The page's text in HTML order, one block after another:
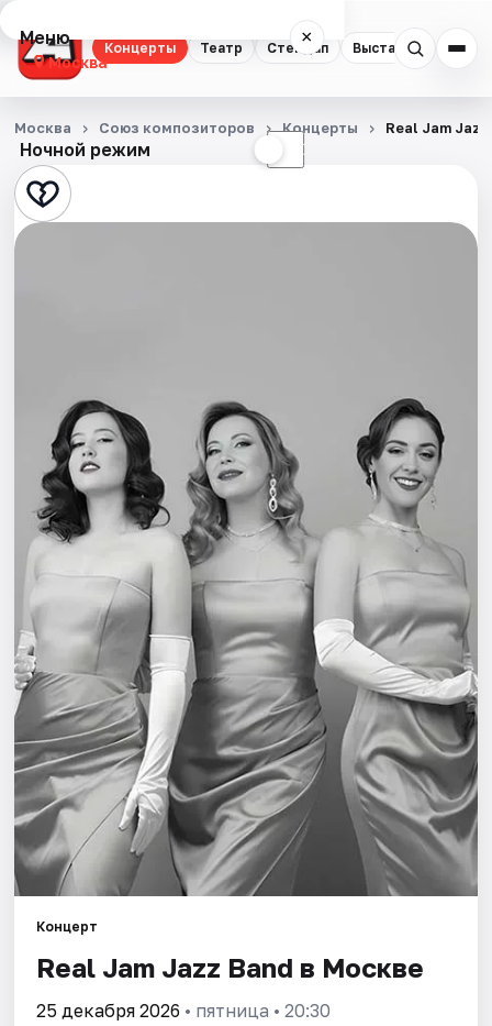
Концерты Театр Стендап Выставки
Меню ×
Москва
Концерты
Театр
Стендап
Спорт
События
Города
Площадки
Артисты
Рейтинги
Ночной режим ☾
Москва Союз композиторов Концерты Real Jam
Концерт
Real Jam Jazz Band в Москве
25 декабря 2026 • пятница • 20:30